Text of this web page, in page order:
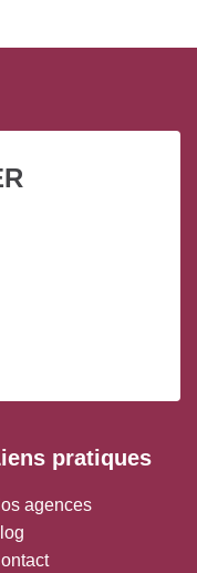
pratiques
agences